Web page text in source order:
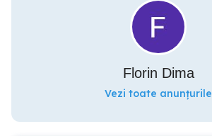
Florin Dima
Vezi toate anunțurile